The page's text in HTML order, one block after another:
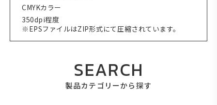
CMYKカラー
350dpi程度
※EPSファイルはZIP形式にて圧縮されています。
SEARCH
製品カテゴリーから探す